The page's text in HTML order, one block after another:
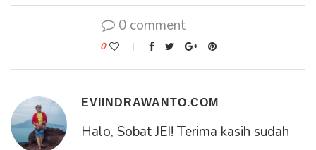
0 comment
0
EVIINDRAWANTO.COM
Halo, Sobat JEI! Terima kasih sudah